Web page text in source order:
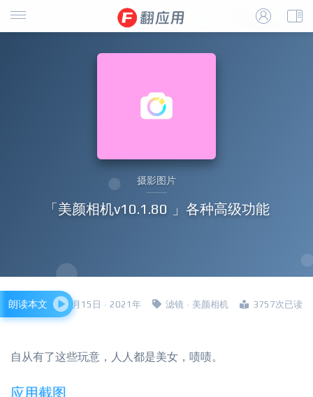
摄影图片
「美颜相机v10.1.80 」各种高级功能
四哥 · 11月15日 · 2021年 滤镜 · 美颜相机 3757次已读
朗读本文
自从有了这些玩意，人人都是美女，啧啧。
应用截图